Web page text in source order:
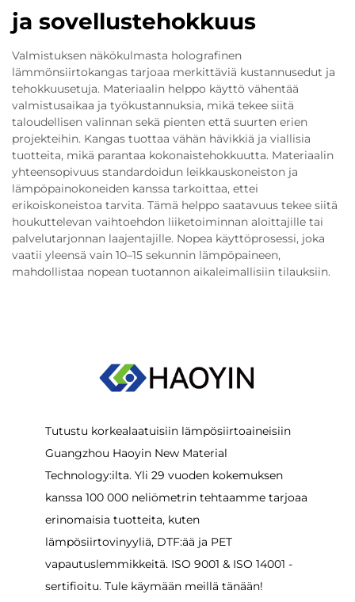
ja sovellustehokkuus
Valmistuksen näkökulmasta holografinen
lämmönsiirtokangas tarjoaa merkittäviä kustannusedut ja
tehokkuusetuja. Materiaalin helppo käyttö vähentää
valmistusaikaa ja työkustannuksia, mikä tekee siitä
taloudellisen valinnan sekä pienten että suurten erien
projekteihin. Kangas tuottaa vähän hävikkiä ja viallisia
tuotteita, mikä parantaa kokonaistehokkuutta. Materiaalin
yhteensopivuus standardoidun leikkauskoneiston ja
lämpöpainokoneiden kanssa tarkoittaa, ettei
erikoiskoneistoa tarvita. Tämä helppo saatavuus tekee siitä
houkuttelevan vaihtoehdon liiketoiminnan aloittajille tai
palvelutarjonnan laajentajille. Nopea käyttöprosessi, joka
vaatii yleensä vain 10–15 sekunnin lämpöpaineen,
mahdollistaa nopean tuotannon aikaleimallisiin tilauksiin.
Tutustu korkealaatuisiin lämpösiirtoaineisiin
Guangzhou Haoyin New Material
Technology:ilta. Yli 29 vuoden kokemuksen
kanssa 100 000 neliömetrin tehtaamme tarjoaa
erinomaisia tuotteita, kuten
lämpösiirtovinyyliä, DTF:ää ja PET
vapautuslemmikkeitä. ISO 9001 & ISO 14001 -
sertifioitu. Tule käymään meillä tänään!